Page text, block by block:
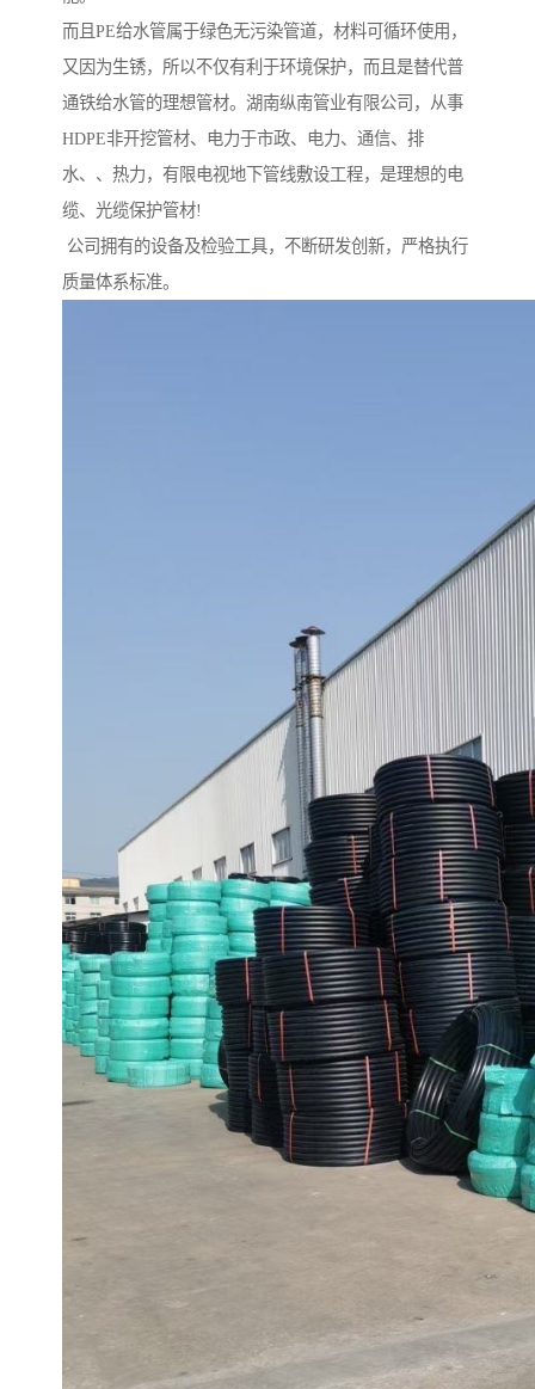
而且PE给水管属于绿色无污染管道，材料可循环使用，
又因为生锈，所以不仅有利于环境保护，而且是替代普
通铁给水管的理想管材。湖南纵南管业有限公司，从事
HDPE非开挖管材、电力于市政、电力、通信、排
水、、热力，有限电视地下管线敷设工程，是理想的电
缆、光缆保护管材!
公司拥有的设备及检验工具，不断研发创新，严格执行
质量体系标准。